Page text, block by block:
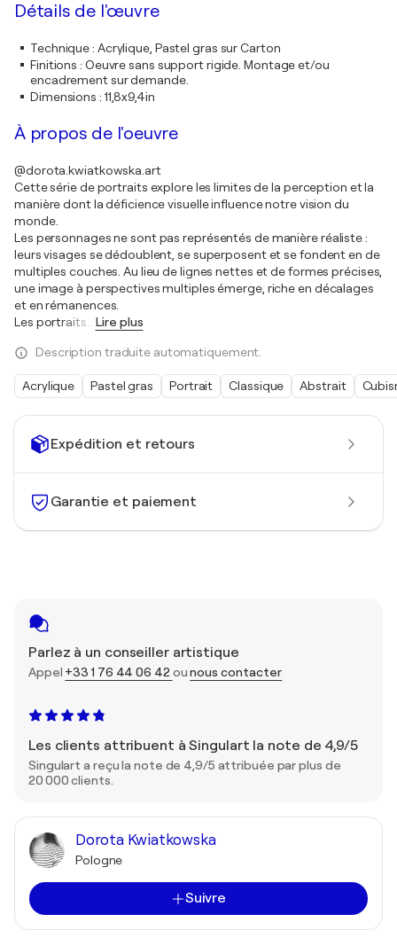
Expédition et retours
Garantie et paiement
Parlez à un conseiller artistique
Appel +33 1 76 44 06 42ounous contacter
Les clients attribuent à Singulart la note de 4,9/5
Singulart a reçu la note de 4,9/5 attribuée par plus de
20 000 clients.
Dorota Kwiatkowska
Pologne
Suivre
Détails de l'œuvre
Technique: Acrylique, Pastel gras sur Carton
Finitions : Oeuvre sans support rigide. Montage et/ou
encadrement sur demande.
Dimensions : 11,8x9,4in
À propos de l'oeuvre
@dorota.kwiatkowska.art
Cette série de portraits explore les limites de la perception et la
manière dont la déficience visuelle influence notre vision du
monde.
Les personnages ne sont pas représentés de manière réaliste :
leurs visages se dédoublent, se superposent et se fondent en de
multiples couches. Au lieu de lignes nettes et de formes précises,
une image à perspectives multiples émerge, riche en décalages
et en rémanences.
Les portraits… Lire plus
Description traduite automatiquement.
Acrylique Pastel gras Portrait Classique Abstrait